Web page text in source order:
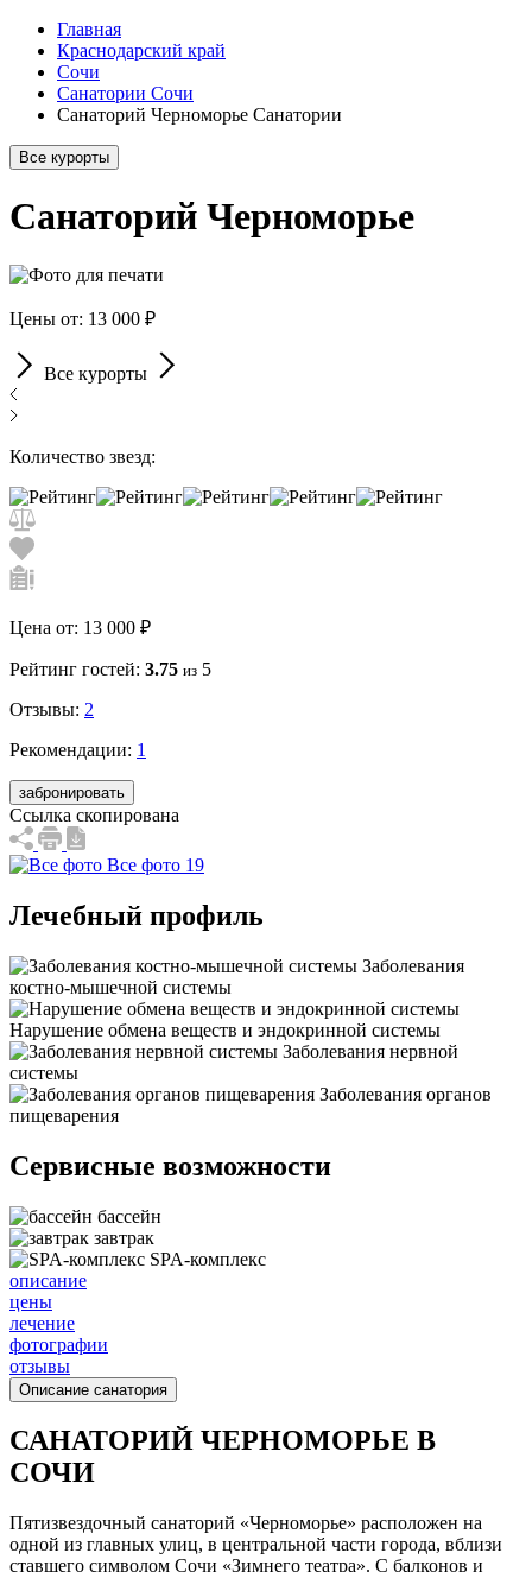
Главная
Краснодарский край
Сочи
Санатории Сочи
Санаторий Черноморье Санатории
Все курорты
Санаторий Черноморье
Цены от: 13 000 ₽
Все курорты
Количество звезд:
Цена от: 13 000 ₽
Рейтинг гостей: 3.75 из 5
Отзывы: 2
Рекомендации: 1
забронировать
Ссылка скопирована
Все фото 19
Лечебный профиль
Заболевания
костно-мышечной системы
Нарушение обмена веществ и эндокринной системы
Заболевания нервной
системы
Заболевания органов
пищеварения
Сервисные возможности
бассейн
завтрак
SPA-комплекс
описание
цены
лечение
фотографии
отзывы
Описание санатория
САНАТОРИЙ ЧЕРНОМОРЬЕ В
СОЧИ
Пятизвездочный санаторий «Черноморье» расположен на
одной из главных улиц, в центральной части города, вблизи
ставшего символом Сочи «Зимнего театра». С балконов и